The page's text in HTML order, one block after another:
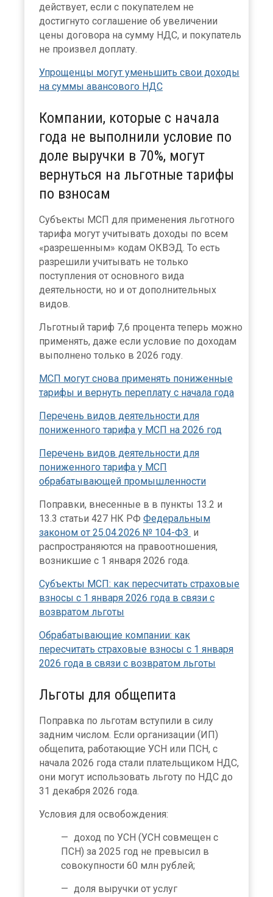
действует, если с покупателем не
достигнуто соглашение об увеличении
цены договора на сумму НДС, и покупатель
не произвел доплату.
Упрощенцы могут уменьшить свои доходы
на суммы авансового НДС
Компании, которые с начала
года не выполнили условие по
доле выручки в 70%, могут
вернуться на льготные тарифы
по взносам
Субъекты МСП для применения льготного
тарифа могут учитывать доходы по всем
«разрешенным» кодам ОКВЭД. То есть
разрешили учитывать не только
поступления от основного вида
деятельности, но и от дополнительных
видов.
Льготный тариф 7,6 процента теперь можно
применять, даже если условие по доходам
выполнено только в 2026 году.
МСП могут снова применять пониженные
тарифы и вернуть переплату с начала года
Перечень видов деятельности для
пониженного тарифа у МСП на 2026 год
Перечень видов деятельности для
пониженного тарифа у МСП
обрабатывающей промышленности
Поправки, внесенные в в пункты 13.2 и
13.3 статьи 427 НК РФ Федеральным
законом от 25.04.2026 № 104-ФЗ и
распространяются на правоотношения,
возникшие с 1 января 2026 года.
Субъекты МСП: как пересчитать страховые
взносы с 1 января 2026 года в связи с
возвратом льготы
Обрабатывающие компании: как
пересчитать страховые взносы с 1 января
2026 года в связи с возвратом льготы
Льготы для общепита
Поправка по льготам вступили в силу
задним числом. Если организации (ИП)
общепита, работающие УСН или ПСН, с
начала 2026 года стали плательщиком НДС,
они могут использовать льготу по НДС до
31 декабря 2026 года.
Условия для освобождения:
доход по УСН (УСН совмещен с
ПСН) за 2025 год не превысил в
совокупности 60 млн рублей;
доля выручки от услуг